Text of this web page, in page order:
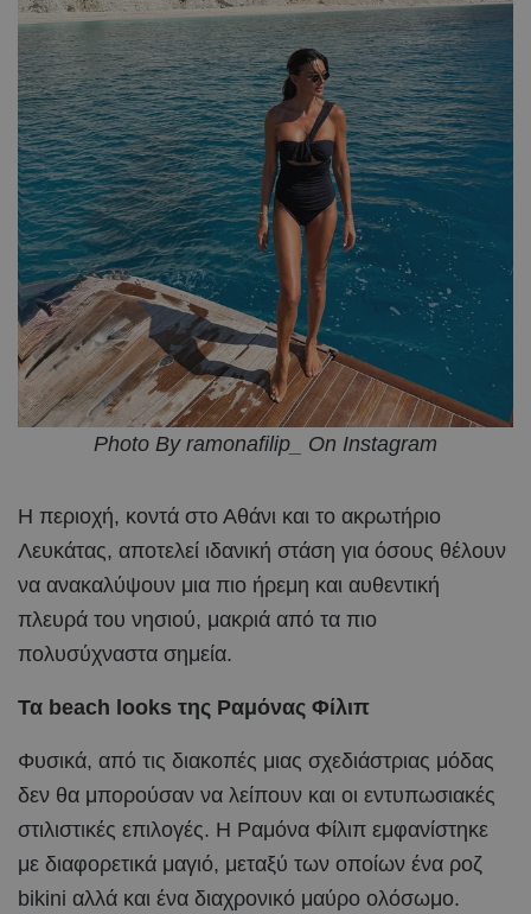
Photo By ramonafilip_ On Instagram
Η περιοχή, κοντά στο Αθάνι και το ακρωτήριο
Λευκάτας, αποτελεί ιδανική στάση για όσους θέλουν
να ανακαλύψουν μια πιο ήρεμη και αυθεντική
πλευρά του νησιού, μακριά από τα πιο
πολυσύχναστα σημεία.
Τα beach looks της Ραμόνας Φίλιπ
Φυσικά, από τις διακοπές μιας σχεδιάστριας μόδας
δεν θα μπορούσαν να λείπουν και οι εντυπωσιακές
στιλιστικές επιλογές. Η Ραμόνα Φίλιπ εμφανίστηκε
με διαφορετικά μαγιό, μεταξύ των οποίων ένα ροζ
bikini αλλά και ένα διαχρονικό μαύρο ολόσωμο.